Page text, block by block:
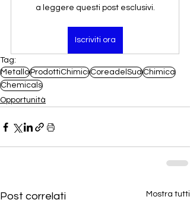
a leggere questi post esclusivi.
Iscriviti ora
Tag:
MetalloProdottiChimiciCoreadelSudChimica
Chemicals
Opportunità
Post correlati Mostra tutti